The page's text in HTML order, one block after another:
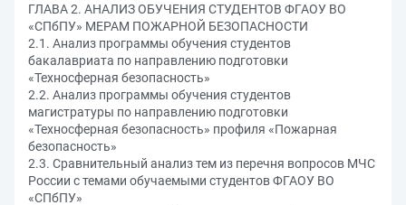
ГЛАВА 2. АНАЛИЗ ОБУЧЕНИЯ СТУДЕНТОВ ФГАОУ ВО
«СПбПУ» МЕРАМ ПОЖАРНОЙ БЕЗОПАСНОСТИ
2.1. Анализ программы обучения студентов
бакалавриата по направлению подготовки
«Техносферная безопасность»
2.2. Анализ программы обучения студентов
магистратуры по направлению подготовки
«Техносферная безопасность» профиля «Пожарная
безопасность»
2.3. Сравнительный анализ тем из перечня вопросов МЧС
России с темами обучаемыми студентов ФГАОУ ВО
«СПбПУ»